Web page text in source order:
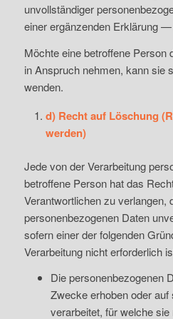
unvollständiger
einer ergänzenden Erklärung
Möchte eine betroffene Person
in Anspruch nehmen, kann sie
wenden.
d) Recht auf Löschung
werden)
Jede von der Verarbeitung
betroffene Person hat das
Verantwortlichen zu verlangen,
personenbezogenen Daten
sofern einer der folgenden
Verarbeitung nicht erforderlich
Die personenbezogenen
Zwecke erhoben oder auf
verarbeitet, für welche